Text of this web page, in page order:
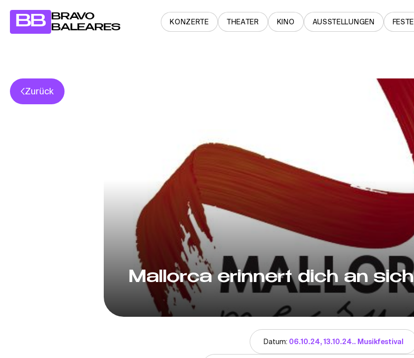
BB
BRAVO
BALEARES
KONZERTE THEATER KINO AUSSTELLUNGEN FESTE
Zurück
Mallorca erinnert dich an
Datum: 06.10.24, 13.10.24.. Musikfestival